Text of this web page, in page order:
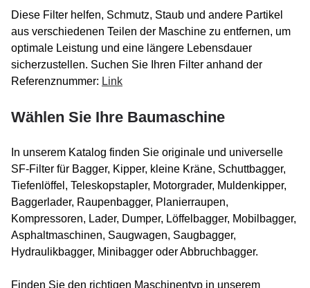
Diese Filter helfen, Schmutz, Staub und andere Partikel
aus verschiedenen Teilen der Maschine zu entfernen, um
optimale Leistung und eine längere Lebensdauer
sicherzustellen. Suchen Sie Ihren Filter anhand der
Referenznummer: Link
Wählen Sie Ihre Baumaschine
In unserem Katalog finden Sie originale und universelle
SF-Filter für Bagger, Kipper, kleine Kräne, Schuttbagger,
Tiefenlöffel, Teleskopstapler, Motorgrader, Muldenkipper,
Baggerlader, Raupenbagger, Planierraupen,
Kompressoren, Lader, Dumper, Löffelbagger, Mobilbagger,
Asphaltmaschinen, Saugwagen, Saugbagger,
Hydraulikbagger, Minibagger oder Abbruchbagger.
Finden Sie den richtigen Maschinentyp in unserem